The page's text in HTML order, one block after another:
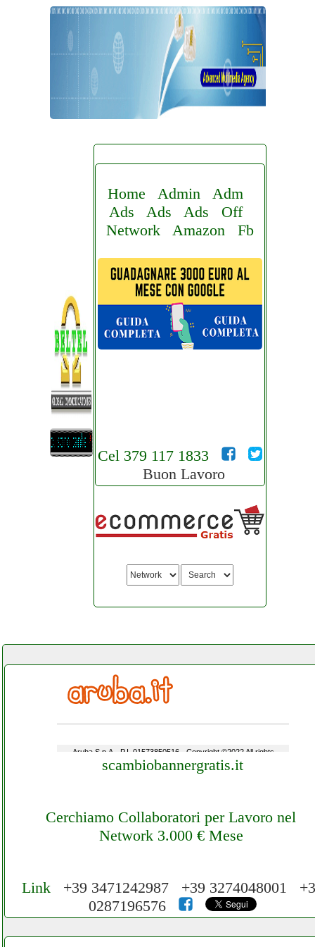
Home Admin
Adm
Ads
Ads Ads
Off
Network
Amazon Fb
Cel 379 117 1833
Buon Lavoro
scambiobannergratis.it
Cerchiamo Collaboratori per Lavoro nel
Network 3.000 € Mese
Cerchiamo Collaboratori per Lavoro nel
Network 3.000 € Mese
Link +39 3471242987 +39 3274048001
0287196576